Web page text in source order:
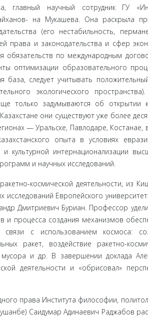
главный научный сотрудник ГУ
на Мукашева. Она раскрыла
(его нестабильность,
права и за­конодательства и сфер
обязательств по международным
оптимизации об­разовательного
база, следует учитывать
экологического
только задумываются об открытии
они существуют уже более
— Уральске, Павлодаре, Костанае,
опыта в условиях
культурной интернационализации
и научных исследований.
космической деятельности, из
исследований Европейского
Дмитриевич Буриан. Профессор
и процесса создания механизмов
с использованием космоса:
ракет, воздействие ракетно-
и др. В за­вершении доклада
деятельности и «об­рисовал»
права Института философии,
Саидумар Адинаевич Раджабов